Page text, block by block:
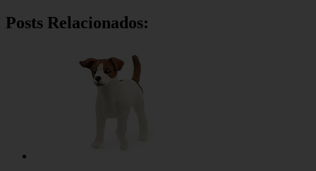
Posts Relacionados: